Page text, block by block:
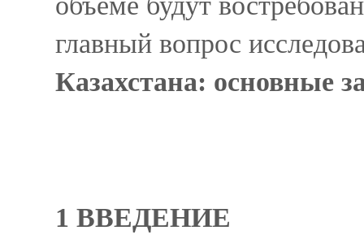
главный вопрос
Казахстана: основные
1 ВВЕДЕНИЕ